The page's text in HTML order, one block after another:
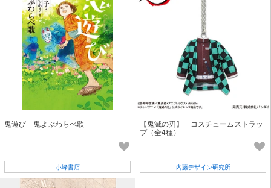
鬼遊び 鬼よぶわらべ歌
小峰書店
【鬼滅の刃】 コスチュームストラッ
プ（全4種）
内藤デザイン研究所